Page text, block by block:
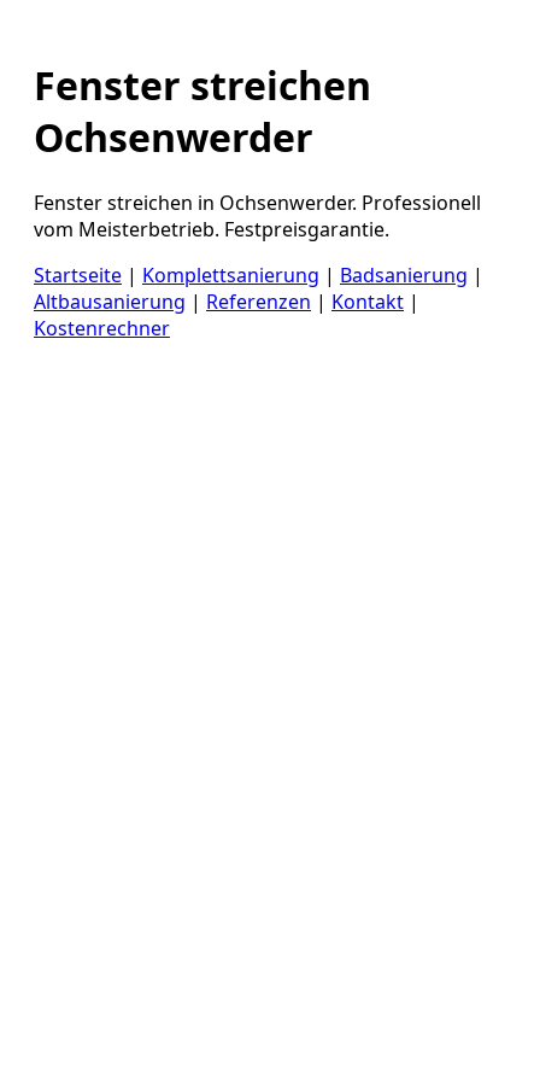
Fenster streichen
Ochsenwerder
Fenster streichen in Ochsenwerder. Professionell
vom Meisterbetrieb. Festpreisgarantie.
Startseite | Komplettsanierung | Badsanierung |
Altbausanierung | Referenzen | Kontakt |
Kostenrechner